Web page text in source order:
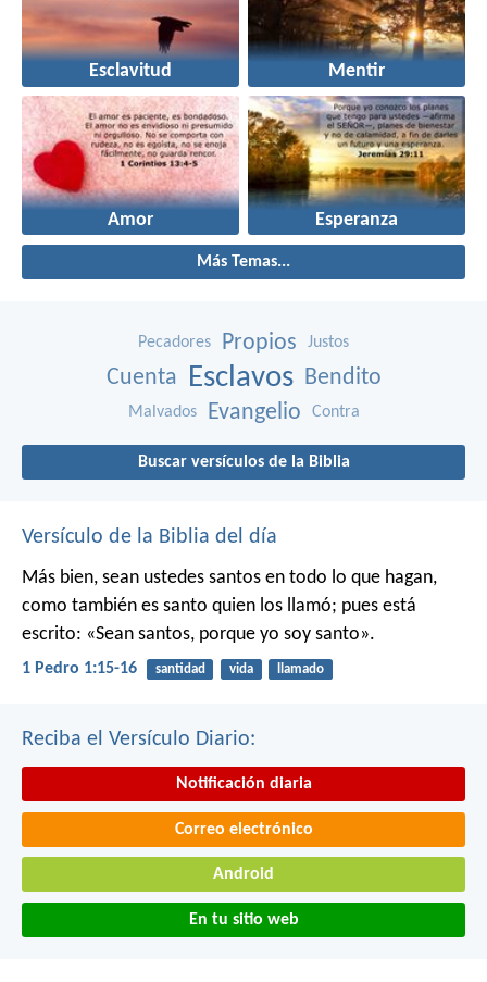
Esclavitud Mentir
Amor Esperanza
Más Temas...
Pecadores Propios Justos
Cuenta Esclavos Bendito
Malvados Evangelio Contra
Buscar versículos de la Biblia
Versículo de la Biblia del día
Más bien, sean ustedes santos en todo lo que hagan,
como también es santo quien los llamó; pues está
escrito: «Sean santos, porque yo soy santo».
1 Pedro 1:15-16 santidad vida llamado
Reciba el Versículo Diario:
Notificación diaria
Correo electrónico
Android
En tu sitio web